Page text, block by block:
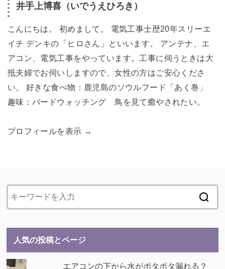
井手上博喜（いでうえひろき）
こんにちは。 初めまして。 電気工事士歴20年スリーエ
イチ デンキの「ヒロさん」といいます。 アンテナ、エ
アコン、電気工事をやっています。工事に伺うときは大
抵夫婦でお伺いしますので、女性の方はご安心くださ
い。 好きな食べ物：鹿児島のソウルフード「あく巻」
趣味：バードウォッチング 鳥を見て癒やされたい。
プロフィールを表示 →
人気の投稿とページ
エアコンの下から水がポタポタ漏れる？